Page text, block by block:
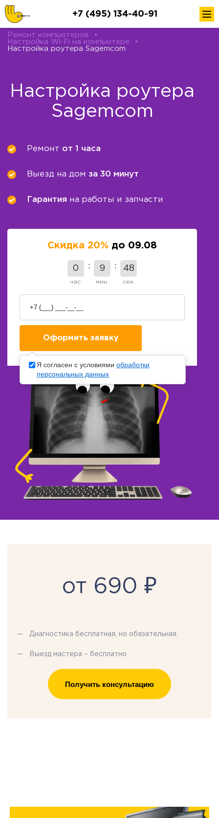
+7 (495) 134-40-91
Ремонт компьютеров
•
Настройка Wi-Fi на компьютере
•
Настройка роутера Sagemcom
Настройка роутера
Sagemcom
Ремонт от 1 часа
Выезд на дом за 30 минут
Гарантия на работы и запчасти
Скидка 20% до 09.08
0
час.
9
мин.
47
сек.
от 690 ₽
Диагностика бесплатная, но обязательная.
Выезд мастера – бесплатно
Получить консультацию
Я согласен с условиями обработки
персональных данных